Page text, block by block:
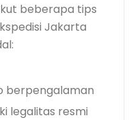
beberapa tips
Jakarta
berpengalaman
legalitas resmi